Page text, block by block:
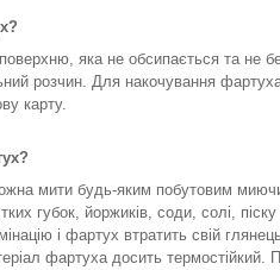
яка не обсипається та не
розчин. Для накочування
карту.
мити будь-яким побутовим
губок, йоржиків, соди, солі,
і фартух втратить свій
фартуха досить термостійкий.